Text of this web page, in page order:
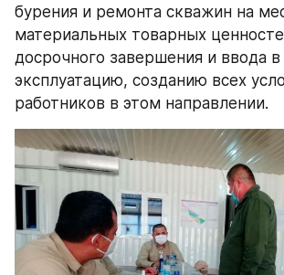
бурения и ремонта скважин на
материальных товарных
досрочного завершения и ввода в
эксплуатацию, созданию всех
работников в этом направлении.